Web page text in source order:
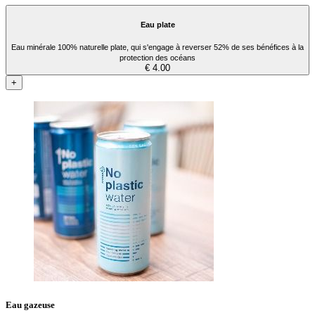
Eau plate
Eau minérale 100% naturelle plate, qui s'engage à reverser 52% de ses bénéfices à la
protection des océans
€ 4.00
+
Eau gazeuse